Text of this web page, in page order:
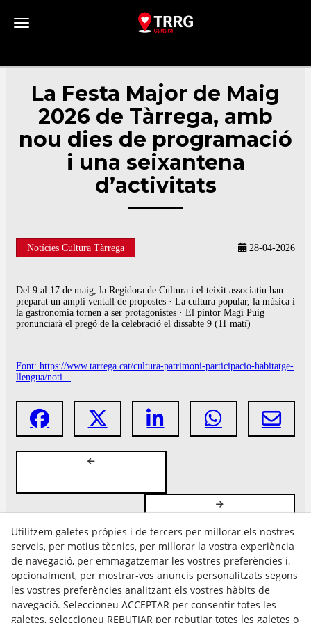
Toggle navigation
La Festa Major de Maig
2026 de Tàrrega, amb
nou dies de programació
i una seixantena
d’activitats
Notícies Cultura Tàrrega 28-04-2026
Del 9 al 17 de maig, la Regidora de Cultura i el teixit associatiu han
preparat un ampli ventall de propostes · La cultura popular, la música i
la gastronomia tornen a ser protagonistes · El pintor Magí Puig
pronunciarà el pregó de la celebració el dissabte 9 (11 matí)
Font: https://www.tarrega.cat/cultura-patrimoni-participacio-habitatge-
llengua/noti...
Avís Legal
Política Cookies
Utilitzem galetes pròpies i de tercers per millorar els nostres
serveis, per motius tècnics, per millorar la vostra experiència
de navegació, per emmagatzemar les vostres preferències i,
opcionalment, per mostrar-vos anuncis personalitzats segons
les vostres preferències analitzant els vostres hàbits de
navegació. Seleccioneu ACCEPTAR per consentir totes les
galetes, seleccioneu REBUTJAR per rebutjar totes les galetes o